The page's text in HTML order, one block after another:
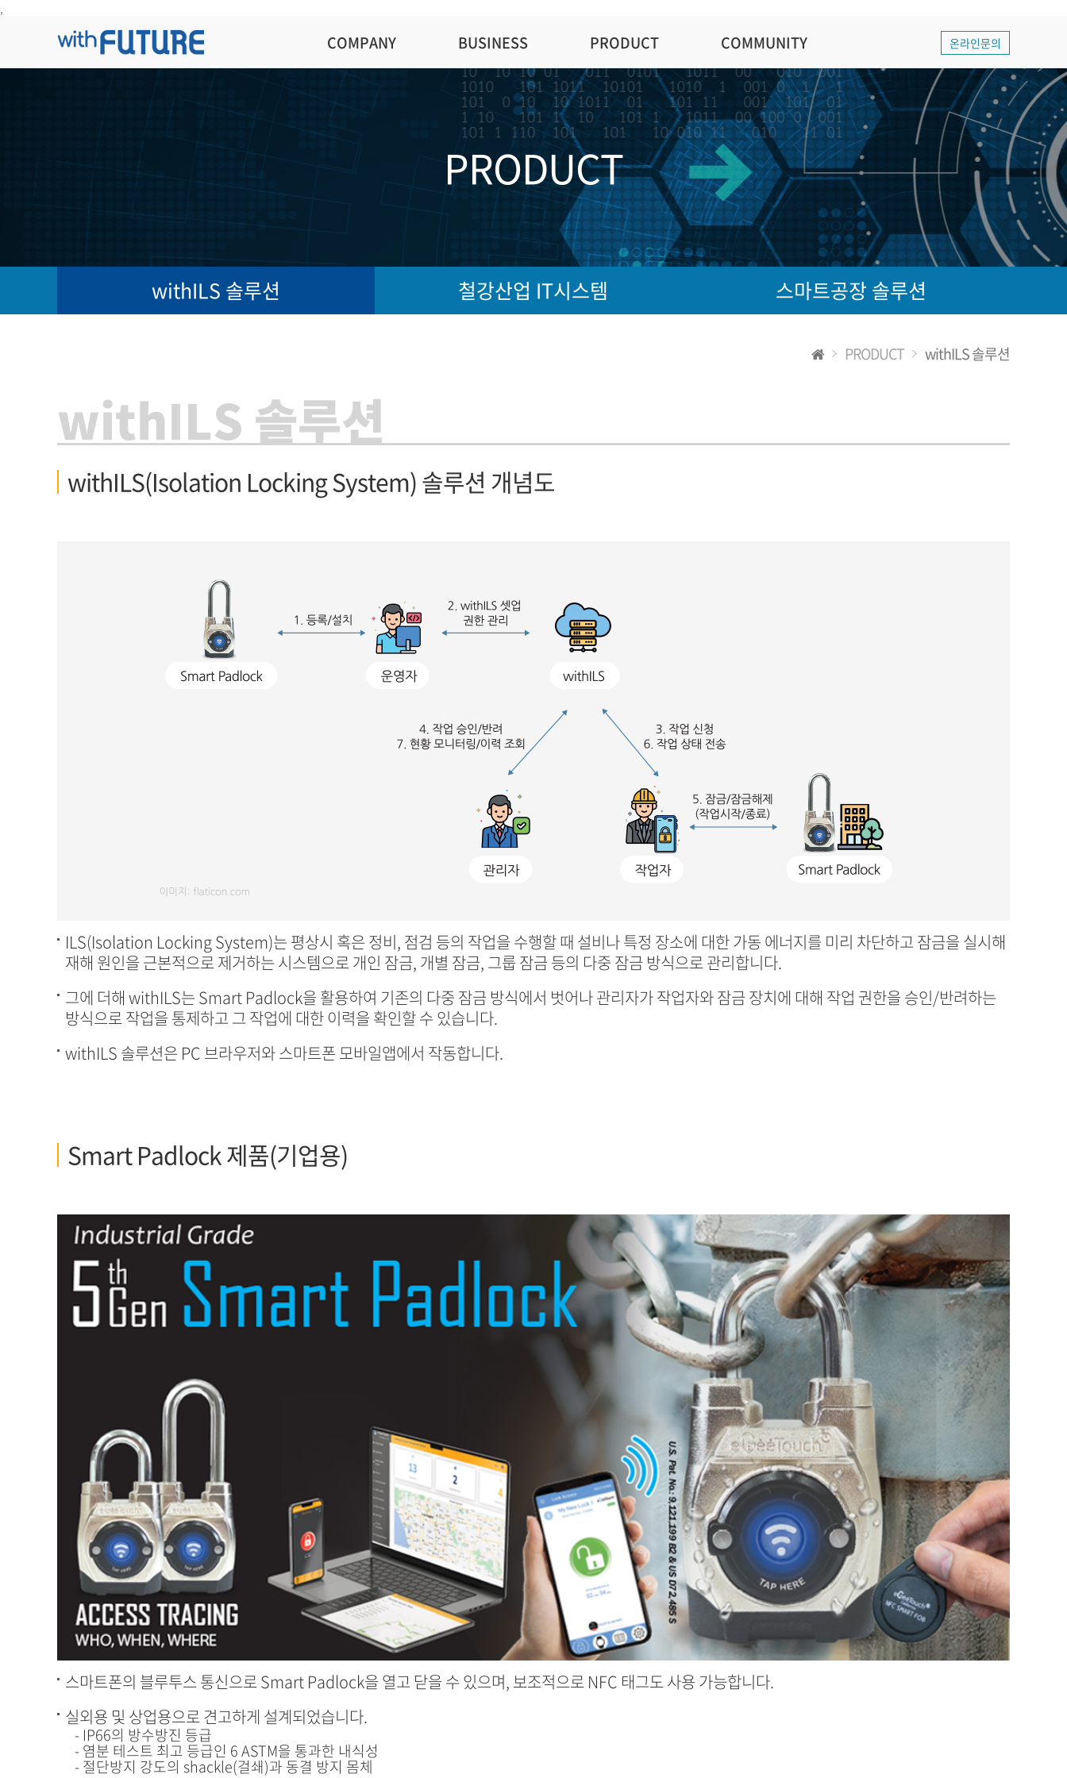
,
온라인문의
COMPANY BUSINESS PRODUCT COMMUNITY
PRODUCT
withILS 솔루션 철강산업 IT시스템 스마트공장 솔루션
PRODUCT withILS 솔루션
withILS 솔루션
withILS(Isolation Locking System) 솔루션 개념도
ILS(Isolation Locking System)는 평상시 혹은 정비, 점검 등의 작업을 수행할 때 설비나 특정 장소에 대한 가동 에너지를 미리 차단하고 잠금을 실시해
재해 원인을 근본적으로 제거하는 시스템으로 개인 잠금, 개별 잠금, 그룹 잠금 등의 다중 잠금 방식으로 관리합니다.
그에 더해 withILS는 Smart Padlock을 활용하여 기존의 다중 잠금 방식에서 벗어나 관리자가 작업자와 잠금 장치에 대해 작업 권한을 승인/반려하는
방식으로 작업을 통제하고 그 작업에 대한 이력을 확인할 수 있습니다.
withILS 솔루션은 PC 브라우저와 스마트폰 모바일앱에서 작동합니다.
Smart Padlock 제품(기업용)
스마트폰의 블루투스 통신으로 Smart Padlock을 열고 닫을 수 있으며, 보조적으로 NFC 태그도 사용 가능합니다.
실외용 및 상업용으로 견고하게 설계되었습니다.
IP66의 방수방진 등급
염분 테스트 최고 등급인 6 ASTM을 통과한 내식성
절단방지 강도의 shackle(걸쇄)과 동결 방지 몸체